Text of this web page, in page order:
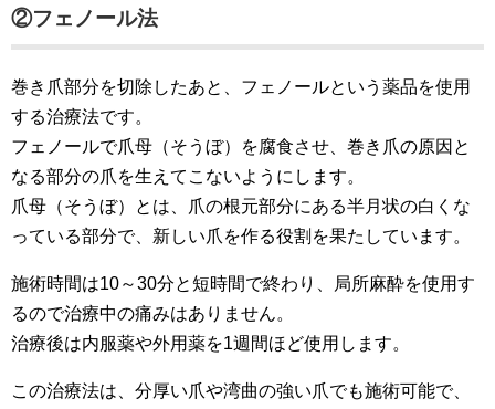
②フェノール法
巻き爪部分を切除したあと、フェノールという薬品を使用
する治療法です。
フェノールで爪母（そうぼ）を腐食させ、巻き爪の原因と
なる部分の爪を生えてこないようにします。
爪母（そうぼ）とは、爪の根元部分にある半月状の白くな
っている部分で、新しい爪を作る役割を果たしています。
施術時間は10～30分と短時間で終わり、局所麻酔を使用す
るので治療中の痛みはありません。
治療後は内服薬や外用薬を1週間ほど使用します。
この治療法は、分厚い爪や湾曲の強い爪でも施術可能で、